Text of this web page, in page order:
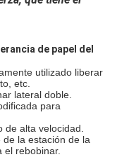
de papel del
utilizado liberar
etc.
lateral doble.
para
alta velocidad.
la estación de la
el rebobinar.